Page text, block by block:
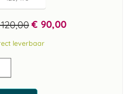
€ 90,00
leverbaar